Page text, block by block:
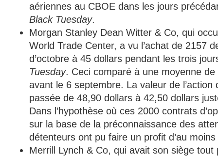
aériennes au CBOE dans les jours
Black Tuesday.
Morgan Stanley Dean Witter & Co, qui
World Trade Center, a vu l’achat de 2157
d’octobre à 45 dollars pendant les trois
Tuesday. Ceci comparé à une moyenne
avant le 6 septembre. La valeur de
passée de 48,90 dollars à 42,50 dollars
Dans l’hypothèse où ces 2000 contrats
sur la base de la préconnaissance des
détenteurs ont pu faire un profit d’au
Merrill Lynch & Co, qui avait son siège tout